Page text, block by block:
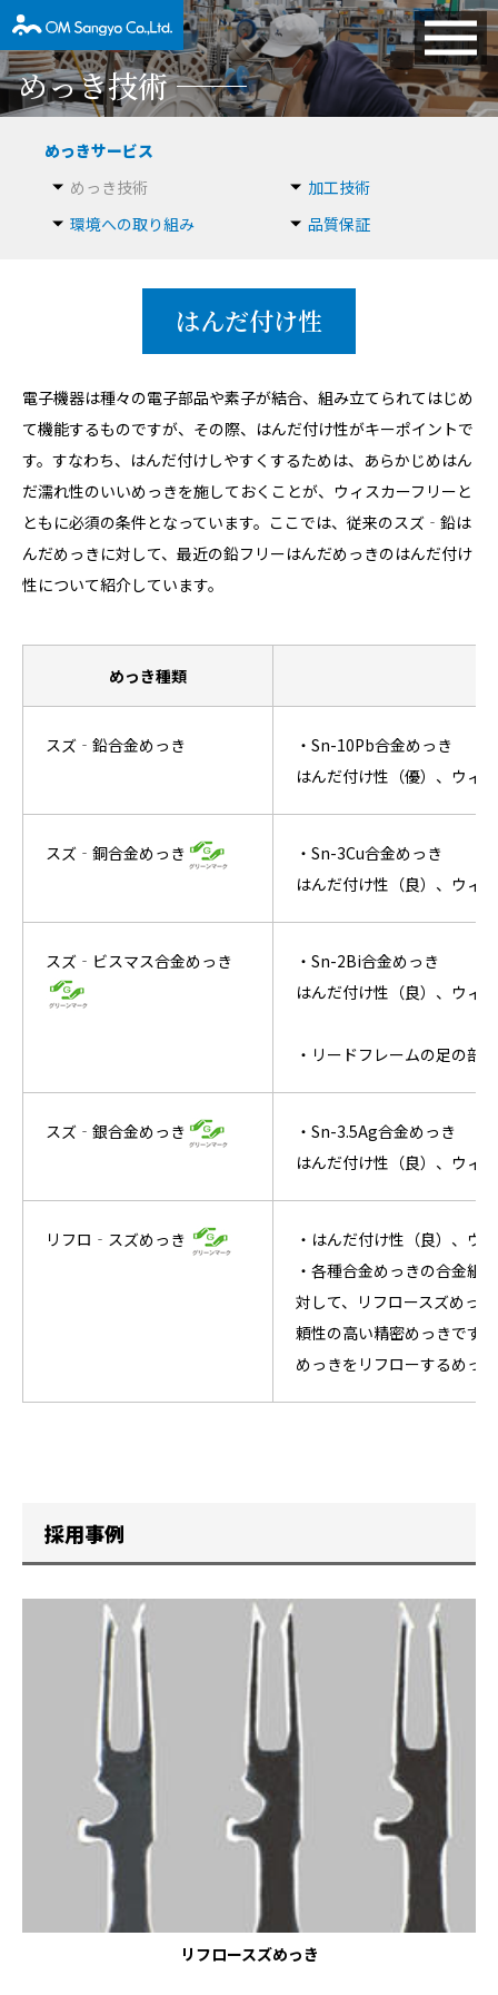
めっき技術
めっきサービス
めっき技術
加工技術
環境への取り組み
品質保証
はんだ付け性
電子機器は種々の電子部品や素子が結合、組み立てられてはじめ
て機能するものですが、その際、はんだ付け性がキーポイントで
す。すなわち、はんだ付けしやすくするためは、あらかじめはん
だ濡れ性のいいめっきを施しておくことが、ウィスカーフリーと
ともに必須の条件となっています。ここでは、従来のスズ‐鉛は
んだめっきに対して、最近の鉛フリーはんだめっきのはんだ付け
性について紹介しています。
めっき種類
スズ‐鉛合金めっき
・Sn-10Pb合金めっき
はんだ付け性（優）、ウィ
スズ‐銅合金めっき
・Sn-3Cu合金めっき
はんだ付け性（良）、ウィ
スズ‐ビスマス合金めっき
・Sn-2Bi合金めっき
はんだ付け性（良）、ウィ
・リードフレームの足の部
スズ‐銀合金めっき
・Sn-3.5Ag合金めっき
はんだ付け性（良）、ウィ
リフロ‐スズめっき
・はんだ付け性（良）、ウ
・各種合金めっきの合金組
対して、リフロースズめっ
頼性の高い精密めっきです
めっきをリフローするめっ
採用事例
リフロースズめっき